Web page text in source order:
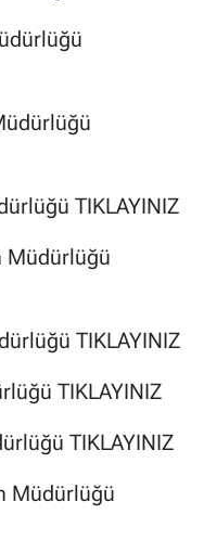
TIKLAYINIZ
Müdürlüğü
TIKLAYINIZ
TIKLAYINIZ
TIKLAYINIZ
Müdürlüğü